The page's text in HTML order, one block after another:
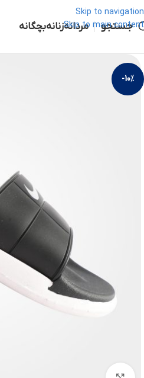
Skip to navigation
Skip to main content
جستجو مردانهزنانهبچگانه
-10%